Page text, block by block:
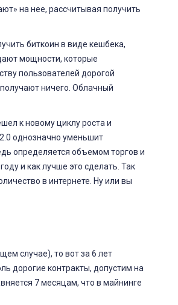
на нее, рассчитывая получить
биткоин в виде кешбека,
мощности, которые
пользователей дорогой
ничего. Облачный
к новому циклу роста и
однозначно уменьшит
определяется объемом торгов и
и как лучше это сделать. Так
в интернете. Ну или вы
случае), то вот за 6 лет
дорогие контракты, допустим на
7 месяцам, что в майнинге